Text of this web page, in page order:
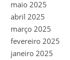
maio 2025
abril 2025
março 2025
fevereiro 2025
janeiro 2025